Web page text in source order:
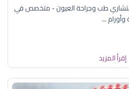
طب وجراحة العيون - متخصص في
...
إقرأ المزيد